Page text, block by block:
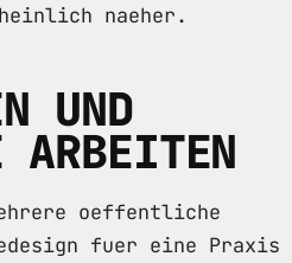
naeher.
UND
ARBEITEN
oeffentliche
fuer eine Praxis